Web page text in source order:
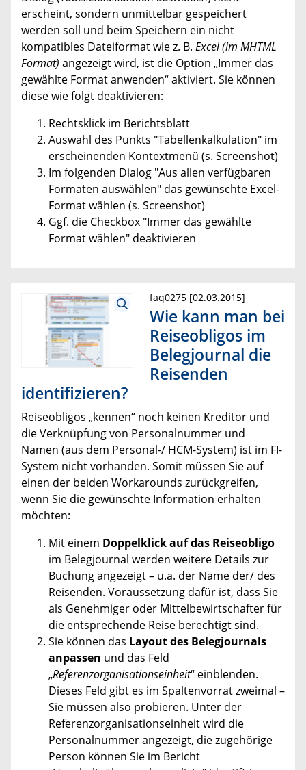
erscheint, sondern unmittelbar gespeichert
werden soll und beim Speichern ein nicht
kompatibles Dateiformat wie z. B. Excel (im MHTML
Format) angezeigt wird, ist die Option „Immer das
gewählte Format anwenden“ aktiviert. Sie können
diese wie folgt deaktivieren:
Rechtsklick im Berichtsblatt
Auswahl des Punkts "Tabellenkalkulation" im
erscheinenden Kontextmenü (s. Screenshot)
Im folgenden Dialog "Aus allen verfügbaren
Formaten auswählen" das gewünschte Excel-
Format wählen (s. Screenshot)
Ggf. die Checkbox "Immer das gewählte
Format wählen" deaktivieren
faq0275 [02.03.2015]
Wie kann man bei
Reiseobligos im
Belegjournal die
Reisenden
identifizieren?
Reiseobligos „kennen“ noch keinen Kreditor und
die Verknüpfung von Personalnummer und
Namen (aus dem Personal-/ HCM-System) ist im FI-
System nicht vorhanden. Somit müssen Sie auf
einen der beiden Workarounds zurückgreifen,
wenn Sie die gewünschte Information erhalten
möchten:
Mit einem Doppelklick auf das Reiseobligo
im Belegjournal werden weitere Details zur
Buchung angezeigt – u.a. der Name der/ des
Reisenden. Voraussetzung dafür ist, dass Sie
als Genehmiger oder Mittelbewirtschafter für
die entsprechende Reise berechtigt sind.
Sie können das Layout des Belegjournals
anpassen und das Feld
„Referenzorganisationseinheit“ einblenden.
Dieses Feld gibt es im Spaltenvorrat zweimal –
Sie müssen also probieren. Unter der
Referenzorganisationseinheit wird die
Personalnummer angezeigt, die zugehörige
Person können Sie im Bericht